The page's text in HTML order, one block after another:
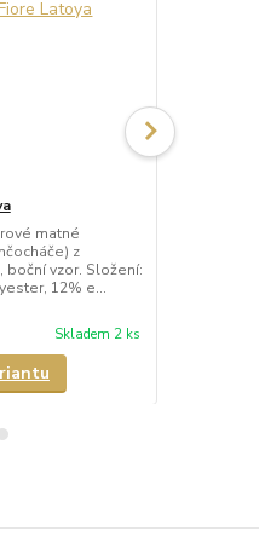
matné
z
boční vzor. Složení:
12% e...
Skladem 2 ks